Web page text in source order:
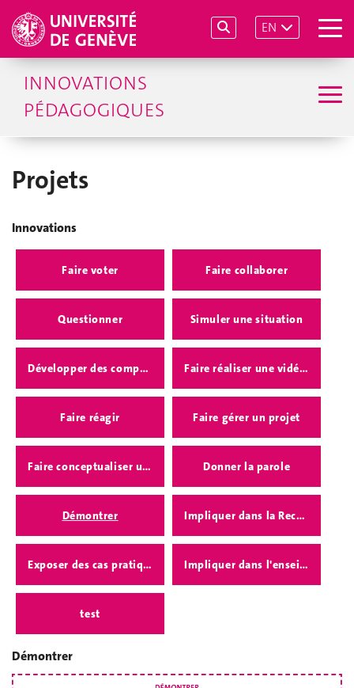
EN
INNOVATIONS
PÉDAGOGIQUES
Projets
Innovations
Faire voter Faire collaborer
Questionner Simuler une situation
Développer des compétences Faire réaliser une vidéo, un podcast
Faire réagir Faire gérer un projet
Faire conceptualiser un projet Donner la parole
Démontrer Impliquer dans la Recherche
Exposer des cas pratiques Impliquer dans l'enseignement
test
Démontrer